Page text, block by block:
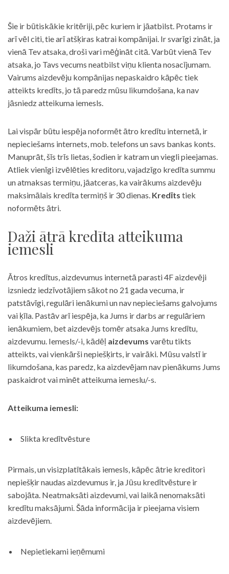
Šie ir būtiskākie kritēriji, pēc kuriem ir jāatbilst. Protams ir
arī vēl citi, tie arī atšķiras katrai kompānijai. Ir svarīgi zināt, ja
vienā Tev atsaka, droši vari mēģināt citā. Varbūt vienā Tev
atsaka, jo Tavs vecums neatbilst viņu klienta nosacījumam.
Vairums aizdevēju kompānijas nepaskaidro kāpēc tiek
atteikts kredīts, jo tā paredz mūsu likumdošana, ka nav
jāsniedz atteikuma iemesls.
Lai vispār būtu iespēja noformēt ātro kredītu internetā, ir
nepieciešams internets, mob. telefons un savs bankas konts.
Manuprāt, šīs trīs lietas, šodien ir katram un viegli pieejamas.
Atliek vienīgi izvēlēties kreditoru, vajadzīgo kredīta summu
un atmaksas termiņu, jāatceras, ka vairākums aizdevēju
maksimālais kredīta termiņš ir 30 dienas. Kredīts tiek
noformēts ātri.
Daži ātrā kredīta atteikuma
iemesli
Ātros kredītus, aizdevumus internetā parasti 4F aizdevēji
izsniedz iedzīvotājiem sākot no 21 gada vecuma, ir
patstāvīgi, regulāri ienākumi un nav nepieciešams galvojums
vai ķīla. Pastāv arī iespēja, ka Jums ir darbs ar regulāriem
ienākumiem, bet aizdevējs tomēr atsaka Jums kredītu,
aizdevumu. Iemesls/-i, kādēļ aizdevums varētu tikts
atteikts, vai vienkārši nepiešķirts, ir vairāki. Mūsu valstī ir
likumdošana, kas paredz, ka aizdevējam nav pienākums Jums
paskaidrot vai minēt atteikuma iemeslu/-s.
Atteikuma iemesli:
Slikta kredītvēsture
Pirmais, un visizplatītākais iemesls, kāpēc ātrie kreditori
nepiešķir naudas aizdevumus ir, ja Jūsu kredītvēsture ir
sabojāta. Neatmaksāti aizdevumi, vai laikā nenomaksāti
kredītu maksājumi. Šāda informācija ir pieejama visiem
aizdevējiem.
Nepietiekami ieņēmumi